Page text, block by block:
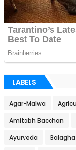
LABELS
Agar-Malwa
Amitabh Bacchan
Ayurveda